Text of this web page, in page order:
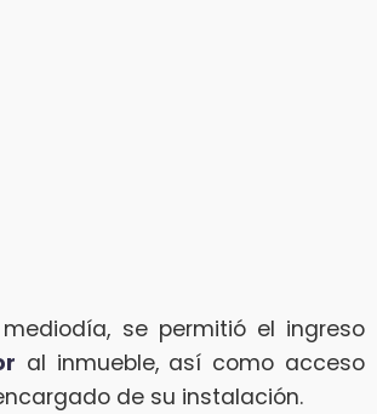
se permitió el ingreso
al inmueble, así como acceso
de su instalación.